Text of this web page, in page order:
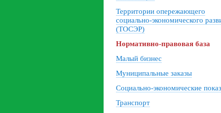
Территории опережающего
социально-экономического
(ТОСЭР)
Нормативно-правовая база
Малый бизнес
Муниципальные заказы
Социально-экономические
Транспорт